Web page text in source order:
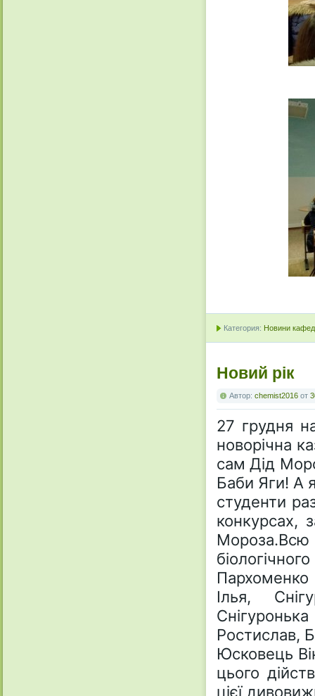
Категория: Новини
Новий рік
Автор: chemist2016 от
27 грудня
новорічна
сам Дід
Баби Яги! А
студенти
конкурсах,
Ілья,
Ростислав,
Юсковець
цього
цієї